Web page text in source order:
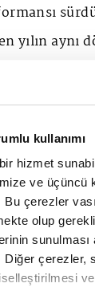
kullanımı
hizmet
ve üçüncü
Bu çerezler
olup
sunulması
Diğer
yılın aynı
yüzde
45 artış
Leasing
2025 yılı
bekleyen